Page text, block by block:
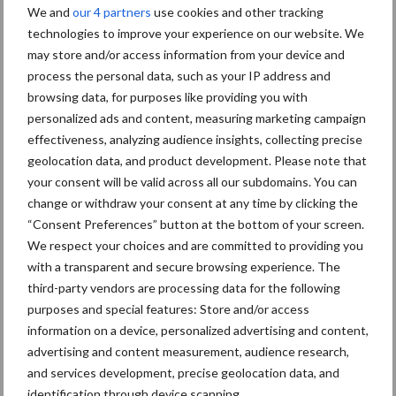
We and our 4 partners use cookies and other tracking
technologies to improve your experience on our website. We
may store and/or access information from your device and
process the personal data, such as your IP address and
browsing data, for purposes like providing you with
personalized ads and content, measuring marketing campaign
effectiveness, analyzing audience insights, collecting precise
geolocation data, and product development. Please note that
your consent will be valid across all our subdomains. You can
change or withdraw your consent at any time by clicking the
“Consent Preferences” button at the bottom of your screen.
We respect your choices and are committed to providing you
with a transparent and secure browsing experience. The
third-party vendors are processing data for the following
purposes and special features: Store and/or access
information on a device, personalized advertising and content,
advertising and content measurement, audience research,
and services development, precise geolocation data, and
3 modellen
toe aan de
reeds bestaande BigX reeks. Hierdoor bevat deze machinereeks
nu 9 modellen waarvan er 4 zich in het segment 500-700 pk
bevinden. Dit segment is goed voor 48% van de hele
hakselaarmarkt. 2 van de …[Lees meer...]overUitbreiding
van
BigX
reeks
Krone
Nieuw
technolo
giecentr
um voor
Krone
3 december 2014
Afgelopen
week werd in
Spelle (DE)